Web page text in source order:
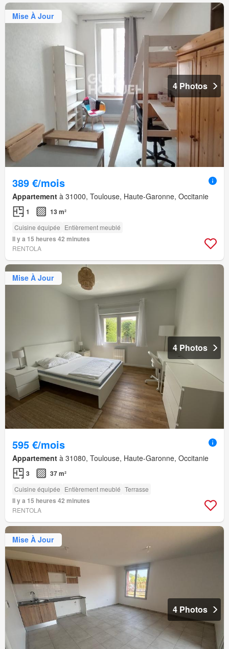
Mise À Jour
4 Photos
389 €/mois
Appartement à 31000, Toulouse, Haute-Garonne, Occitanie
1 13 m²
Cuisine équipée Entièrement meublé
Il y a 15 heures 42 minutes
RENTOLA
Mise À Jour
4 Photos
595 €/mois
Appartement à 31080, Toulouse, Haute-Garonne, Occitanie
3 37 m²
Cuisine équipée Entièrement meublé Terrasse
Il y a 15 heures 42 minutes
RENTOLA
Mise À Jour
4 Photos